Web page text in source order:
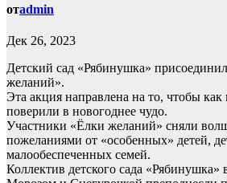
отadmin
Дек 26, 2023
Детский сад «Рябинушка»
желаний».
Эта акция направлена на то, чтобы
поверили в новогоднее чудо.
Участники «Ёлки желаний» сняли
пожеланиями от «особенных» детей,
малообеспеченных семей.
Коллектив детского сада «Рябинушка»